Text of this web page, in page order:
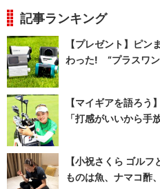
記事ランキング
【プレゼント】ピン
わった! “プラスワン
【マイギアを語ろ
「打感がいいから手
【小祝さくら ゴル
ものは魚、ナマコ酢